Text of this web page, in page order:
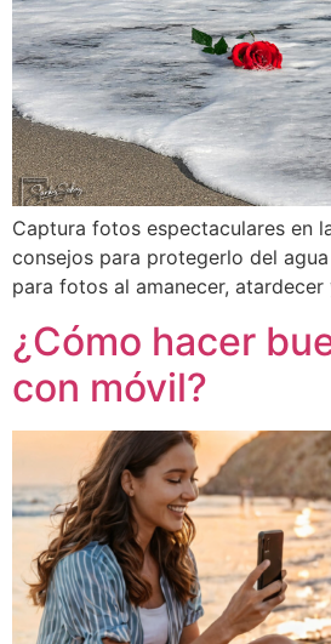
Captura fotos espectaculares en
consejos para protegerlo del
para fotos al amanecer, atardecer
¿Cómo hacer
con móvil?